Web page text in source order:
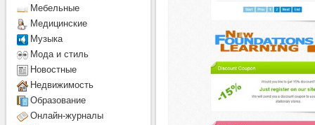
Мебельные
Медицинские
Музыка
Мода и стиль
Новостные
Недвижимость
Образование
Онлайн-журналы